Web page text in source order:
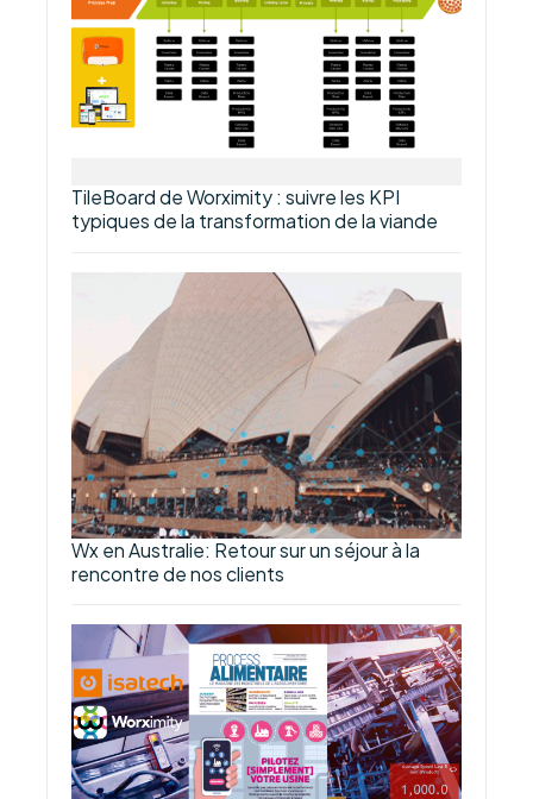
TileBoard de Worximity : suivre les KPI
typiques de la transformation de la viande
Wx en Australie: Retour sur un séjour à la
rencontre de nos clients